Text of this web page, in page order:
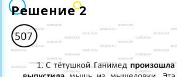
Решение 2